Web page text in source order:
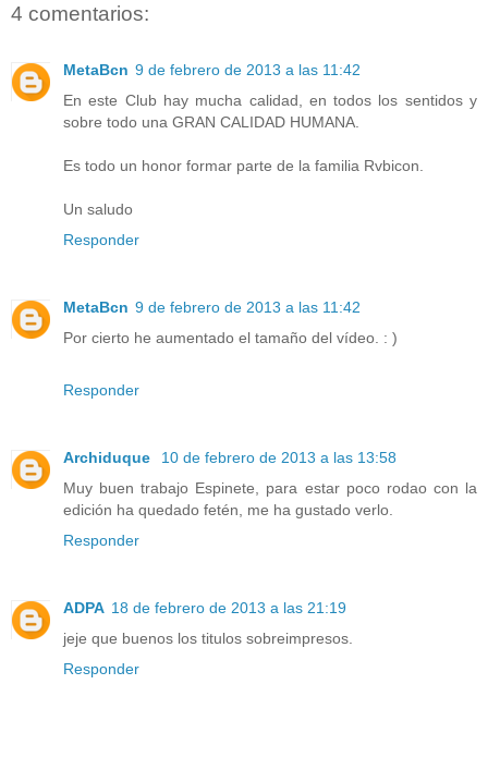
4 comentarios:
MetaBcn 9 de febrero de 2013 a las 11:42
En este Club hay mucha calidad, en todos los sentidos y
sobre todo una GRAN CALIDAD HUMANA.
Es todo un honor formar parte de la familia Rvbicon.
Un saludo
Responder
MetaBcn 9 de febrero de 2013 a las 11:42
Por cierto he aumentado el tamaño del vídeo. : )
Responder
Archiduque
10 de febrero de 2013 a las 13:58
Muy buen trabajo Espinete, para estar poco rodao con la
edición ha quedado fetén, me ha gustado verlo.
Responder
ADPA 18 de febrero de 2013 a las 21:19
jeje que buenos los titulos sobreimpresos.
Responder